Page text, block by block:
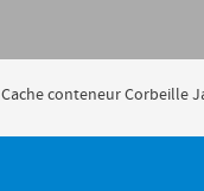
Cache conteneur Corbeille